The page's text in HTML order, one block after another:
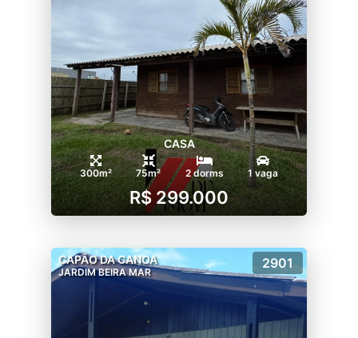
CASA
300m² 75m² 2 dorms 1 vaga
R$ 299.000
CAPÃO DA CANOA
JARDIM BEIRA MAR
2901